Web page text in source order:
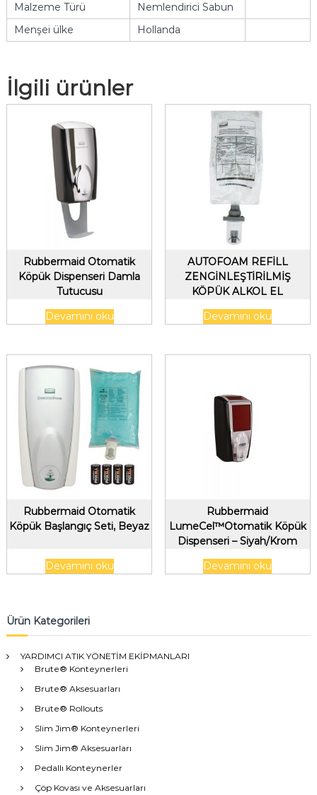
Malzeme Türü
Nemlendirici Sabun
Menşei ülke
Hollanda
İlgili ürünler
Rubbermaid Otomatik
Köpük Dispenseri Damla
Tutucusu
Devamını oku
AUTOFOAM REFİLL
ZENGİNLEŞTİRİLMİŞ
KÖPÜK ALKOL EL
DEZENFEKTANI
Devamını oku
Rubbermaid Otomatik
Köpük Başlangıç Seti, Beyaz
Devamını oku
Rubbermaid
LumeCel™Otomatik Köpük
Dispenseri – Siyah/Krom
Devamını oku
Ürün Kategorileri
YARDIMCI ATIK YÖNETİM EKİPMANLARI
Brute® Konteynerleri
Brute® Aksesuarları
Brute® Rollouts
Slim Jim® Konteynerleri
Slim Jim® Aksesuarları
Pedallı Konteynerler
Çöp Kovası ve Aksesuarları